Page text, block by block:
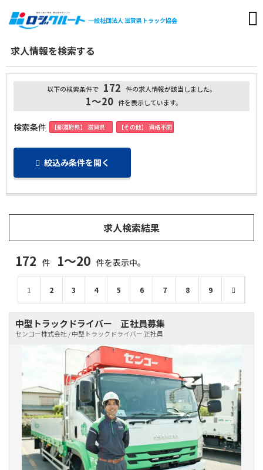
一般社団法人滋賀県トラック協会
求人情報を検索する
以下の検索条件で 172 件の求人情報が該当しました。
1～20 件を表示しています。
検索条件 【都道府県】 滋賀県 【その他】 資格不問
絞込み条件を開く
求人検索結果
172 件 1～20 件を表示中。
1 2 3 4 5 6 7 8 9
中型トラックドライバー 正社員募集
センコー株式会社 / 中型トラックドライバー 正社員